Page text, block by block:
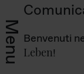
Menu Benvenuti
Leben!